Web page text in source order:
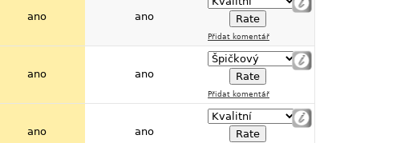
ano ano
Přidat komentář
ano ano
Přidat komentář
ano ano